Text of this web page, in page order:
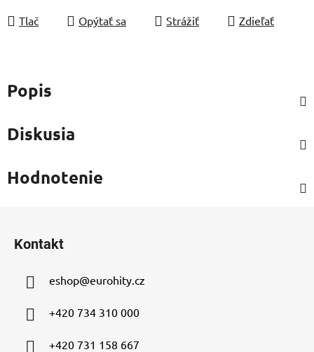
Tlač Opýtať sa Strážiť Zdieľať
Popis
Diskusia
Hodnotenie
Kontakt
eshop@eurohity.cz
+420 734 310 000
+420 731 158 667